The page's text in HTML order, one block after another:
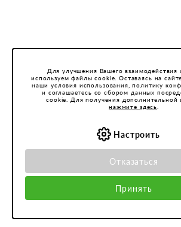
Для улучшения Вашего взаимодействия
используем файлы cookie. Оставаясь на
наши условия использования, политику
и соглашаетесь со сбором данных
cookie. Для получения дополнительной
нажмите здесь
Настроить
Отказаться
Принять